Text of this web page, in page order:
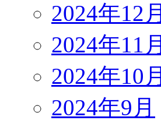
2024年12月
2024年11月
2024年10月
2024年9月